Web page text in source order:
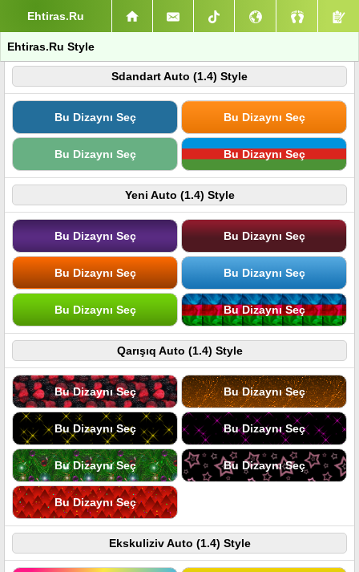
Ehtiras.Ru
Ehtiras.Ru Style
Sdandart Auto (1.4) Style
Bu Dizaynı Seç Bu Dizaynı Seç
Bu Dizaynı Seç Bu Dizaynı Seç
Yeni Auto (1.4) Style
Bu Dizaynı Seç Bu Dizaynı Seç
Bu Dizaynı Seç Bu Dizaynı Seç
Bu Dizaynı Seç Bu Dizaynı Seç
Qarışıq Auto (1.4) Style
Bu Dizaynı Seç Bu Dizaynı Seç
Bu Dizaynı Seç Bu Dizaynı Seç
Bu Dizaynı Seç Bu Dizaynı Seç
Bu Dizaynı Seç
Ekskuliziv Auto (1.4) Style